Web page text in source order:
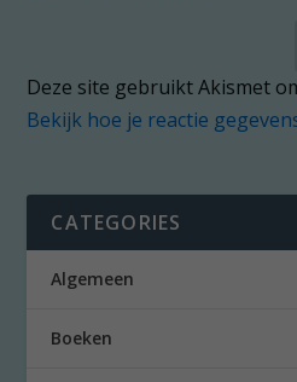
Deze site gebruikt Akismet
Bekijk hoe je reactie
CATEGORIES
Algemeen
Boeken